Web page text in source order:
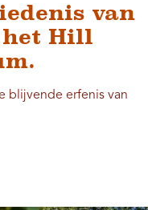
van
Hill
blijvende erfenis van